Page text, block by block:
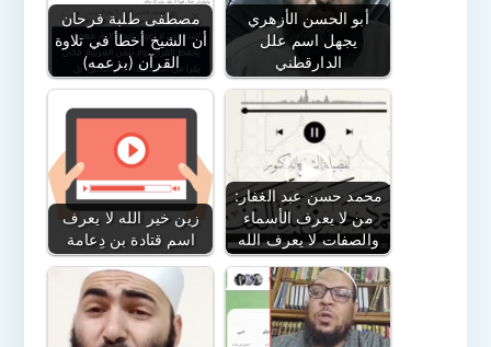
مصطفى طلبة فرحان
أن الشيخ أخطأ في تلاوة
القرآن (بزعمه)
أبو الحسن الأزهري
يجهل اسم علل
الدارقطني
زين خير الله لا يعرف
اسم قتادة بن دِعامة
محمد حسن عبد الغفار:
من لا يعرف الأسماء
والصفات لا يعرف الله